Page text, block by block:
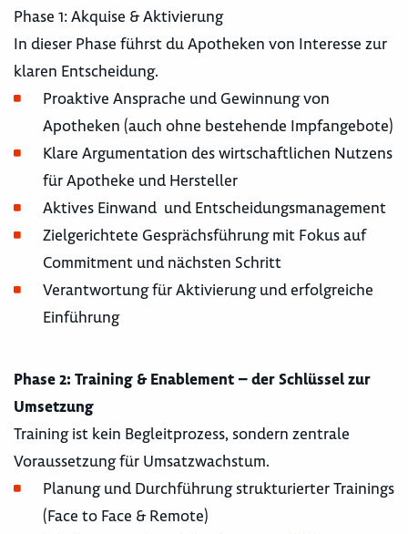
Phase 1: Akquise & Aktivierung
In dieser Phase führst du Apotheken von Interesse zur
klaren Entscheidung.
Proaktive Ansprache und Gewinnung von
Apotheken (auch ohne bestehende Impfangebote)
Klare Argumentation des wirtschaftlichen Nutzens
für Apotheke und Hersteller
Aktives Einwand und Entscheidungsmanagement
Zielgerichtete Gesprächsführung mit Fokus auf
Commitment und nächsten Schritt
Verantwortung für Aktivierung und erfolgreiche
Einführung
Phase 2: Training & Enablement – der Schlüssel zur
Umsetzung
Training ist kein Begleitprozess, sondern zentrale
Voraussetzung für Umsatzwachstum.
Planung und Durchführung strukturierter Trainings
(Face to Face & Remote)